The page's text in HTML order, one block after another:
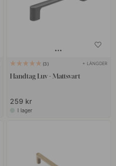
3 + LÄNGDER
Handtag Luv - Mattsvart
259 kr
I lager